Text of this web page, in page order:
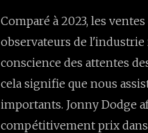
Comparé à 2023, les
observateurs de
conscience des attentes
cela signifie que nous
importants. Jonny Dodge
compétitivement prix